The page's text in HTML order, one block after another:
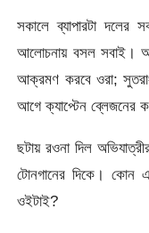
সকালে ব্যাপারটা দলের
আলোচনায় বসল সবাই।
আক্রমণ করবে ওরা;
আগে ক্যাপ্টেন ব্লেজনের
ছটায় রওনা দিল
টোনগানের দিকে। কোন
ওইটাই?